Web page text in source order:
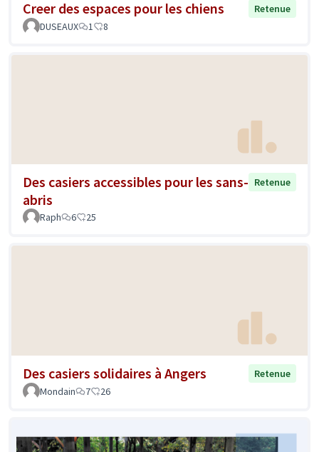
Creer des espaces pour les chiens
Retenue
DUSEAUX
1 8
Des casiers accessibles pour les sans-
abris
Retenue
Raph 6 25
Des casiers solidaires à Angers
Retenue
Mondain
7 26